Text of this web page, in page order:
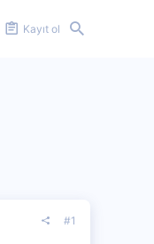
Kayıt ol
#1